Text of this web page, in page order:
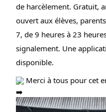
de harcèlement. Gratuit,
ouvert aux élèves,
7, de 9 heures à 23
signalement. Une
disponible.
Merci à tous pour cet